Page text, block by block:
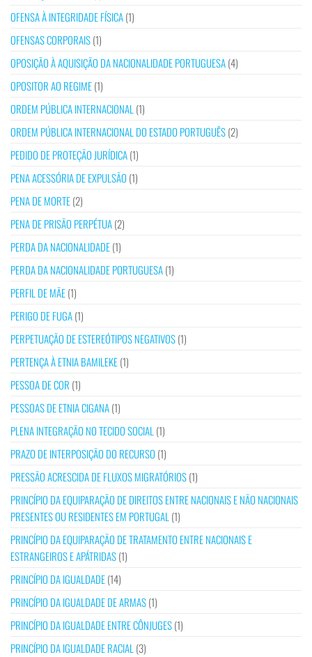
OFENSA À INTEGRIDADE FÍSICA(1)
OFENSAS CORPORAIS(1)
OPOSIÇÃO À AQUISIÇÃO DA NACIONALIDADE PORTUGUESA(4)
OPOSITOR AO REGIME(1)
ORDEM PÚBLICA INTERNACIONAL (1)
ORDEM PÚBLICA INTERNACIONAL DO ESTADO PORTUGUÊS(2)
PEDIDO DE PROTEÇÃO JURÍDICA(1)
PENA ACESSÓRIA DE EXPULSÃO (1)
PENA DE MORTE(2)
PENA DE PRISÃO PERPÉTUA(2)
PERDA DA NACIONALIDADE(1)
PERDA DA NACIONALIDADE PORTUGUESA(1)
PERFIL DE MÃE(1)
PERIGO DE FUGA(1)
PERPETUAÇÃO DE ESTEREÓTIPOS NEGATIVOS(1)
PERTENÇA À ETNIA BAMILEKE(1)
PESSOA DE COR (1)
PESSOAS DE ETNIA CIGANA(1)
PLENA INTEGRAÇÃO NO TECIDO SOCIAL (1)
PRAZO DE INTERPOSIÇÃO DO RECURSO (1)
PRESSÃO ACRESCIDA DE FLUXOS MIGRATÓRIOS(1)
PRINCÍPIO DA EQUIPARAÇÃO DE DIREITOS ENTRE NACIONAIS E NÃO NACIONAIS
PRESENTES OU RESIDENTES EM PORTUGAL (1)
PRINCÍPIO DA EQUIPARAÇÃO DE TRATAMENTO ENTRE NACIONAIS E
ESTRANGEIROS E APÁTRIDAS(1)
PRINCÍPIO DA IGUALDADE(14)
PRINCÍPIO DA IGUALDADE DE ARMAS(1)
PRINCÍPIO DA IGUALDADE ENTRE CÔNJUGES(1)
PRINCÍPIO DA IGUALDADE RACIAL (3)